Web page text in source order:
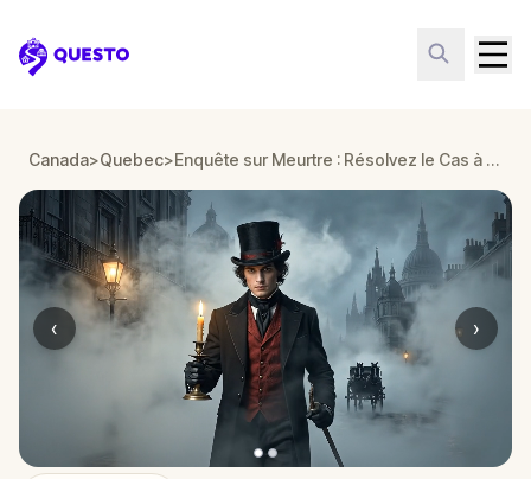
Questo
Canada>Quebec> Enquête sur Meurtre : Résolvez le Cas à Quebec
‹ ›